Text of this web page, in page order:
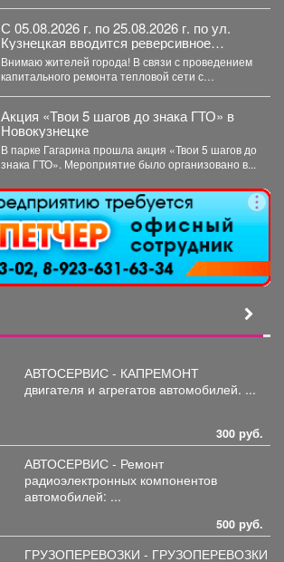
С 05.08.2026 г. по 25.08.2026 г. по ул.
Кузнецкая вводится реверсивное
движения для автотранспорта
Внимаю жителей города! В связи с проведением
капитального ремонта тепловой сети с
Акция «Твои 5 шагов до знака ГТО» в
Новокузнецке
В парке Гагарина прошла акция «Твои 5 шагов до
знака ГТО». Мероприятие было организовано в...
АВТОСЕРВИС - КАПРЕМОНТ
двигателя и агрегатов автомобилей. ...
300 руб.
АВТОСЕРВИС - Ремонт
радиоэлектронных компонентов
автомобилей: ...
500 руб.
ГРУЗОПЕРЕВОЗКИ - ГРУЗОПЕРЕВОЗКИ